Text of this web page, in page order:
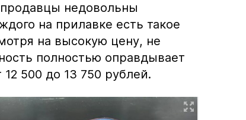
недовольны
на прилавке есть такое
на высокую цену, не
полностью оправдывает
500 до 13 750 рублей.